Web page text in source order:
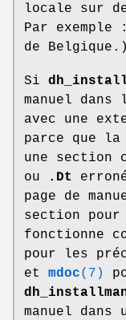
locale sur
Par
de Belgique.)
Si
manuel dans
avec une
parce que la
une section
ou
.Dt
page de
section pour
fonctionne
pour les
et mdoc(7)
manuel